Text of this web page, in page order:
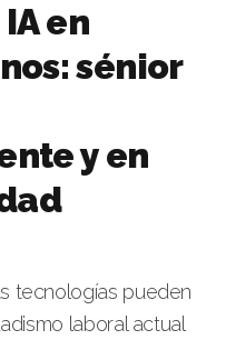
en
sénior
y en
tecnologías pueden
laboral actual